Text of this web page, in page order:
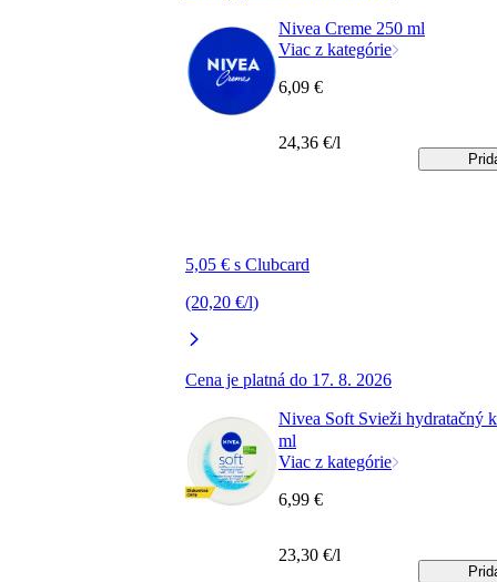
Nivea Creme 250 ml
Viac z kategórie
5,05 € s Clubcard
(20,20 €/l)
Cena je platná do 17. 8. 2026
6,09 €
24,36 €/l
Nivea Soft Svieži hydratačný
ml
Viac z kategórie
6,99 €
23,30 €/l